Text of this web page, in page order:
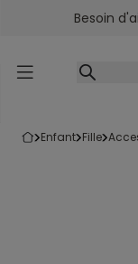
Accéder auBesoin
enfant fille